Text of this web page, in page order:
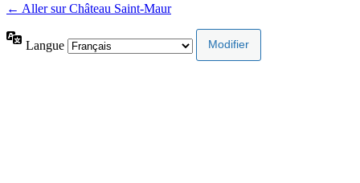
← Aller sur Château Saint-Maur
Langue